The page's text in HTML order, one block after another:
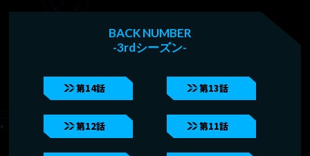
GOODS グッズ
あらすじ
Blu-ray/DVD
MUSIC 音楽情報
BACK NUMBER
-3rdシーズン-
第14話 第13話
第12話 第11話